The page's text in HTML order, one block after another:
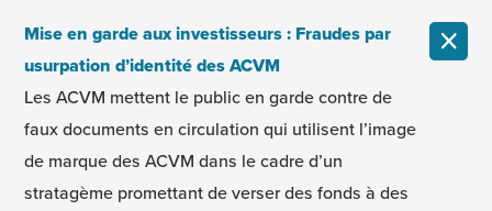
Mise en garde aux investisseurs : Fraudes par
usurpation d’identité des ACVM
Les ACVM mettent le public en garde contre de
faux documents en circulation qui utilisent l’image
de marque des ACVM dans le cadre d’un
stratagème promettant de verser des fonds à des